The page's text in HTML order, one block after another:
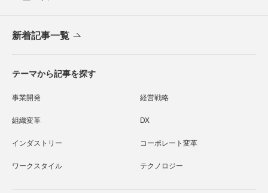
新着記事一覧
テーマから記事を探す
事業開発 経営戦略
組織変革 DX
インダストリー コーポレート変革
ワークスタイル テクノロジー